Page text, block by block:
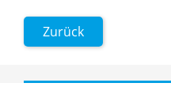
Zurück